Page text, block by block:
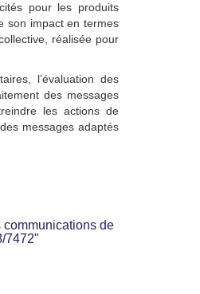
pour les produits
son impact en termes
réalisée pour
l’évaluation des
des messages
les actions de
messages adaptés
communications de
7472"